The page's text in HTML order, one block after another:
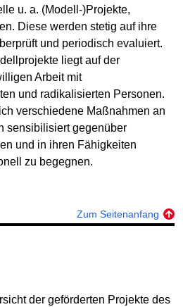
u. a. (Modell-)Projekte,
Diese werden stetig auf ihre
und periodisch evaluiert.
liegt auf der
Arbeit mit
und radikalisierten Personen.
verschiedene Maßnahmen an
sensibilisiert gegenüber
und in ihren Fähigkeiten
zu begegnen.
Zum Seitenanfang
der geförderten Projekte des